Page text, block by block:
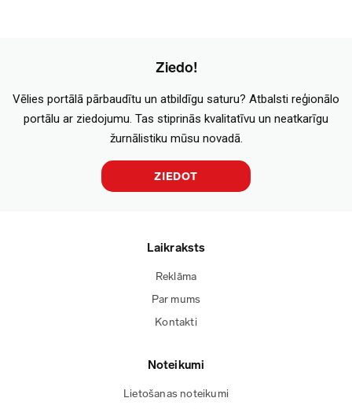
Ziedo!
Vēlies portālā pārbaudītu un atbildīgu saturu? Atbalsti reģionālo
portālu ar ziedojumu. Tas stiprinās kvalitatīvu un neatkarīgu
žurnālistiku mūsu novadā.
ZIEDOT
Laikraksts
Reklāma
Par mums
Kontakti
Noteikumi
Lietošanas noteikumi